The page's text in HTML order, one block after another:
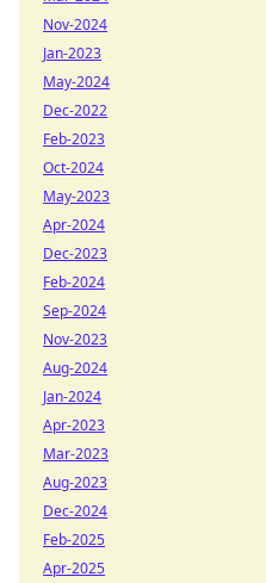
Nov-2024
Jan-2023
May-2024
Dec-2022
Feb-2023
Oct-2024
May-2023
Apr-2024
Dec-2023
Feb-2024
Sep-2024
Nov-2023
Aug-2024
Jan-2024
Apr-2023
Mar-2023
Aug-2023
Dec-2024
Feb-2025
Apr-2025